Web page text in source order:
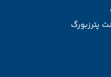
پترزبورگ